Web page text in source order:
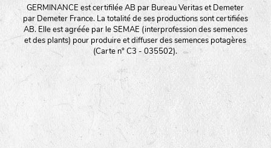
GERMINANCE est certifilée AB par Bureau Veritas et Demeter
par Demeter France. La totalité de ses productions sont certifiées
AB. Elle est agréée par le SEMAE (interprofession des semences
et des plants) pour produire et diffuser des semences potagères
(Carte n° C3 - 035502).